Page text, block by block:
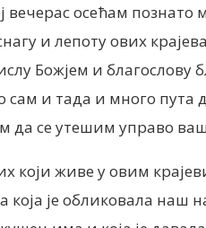
осећам познато
и лепоту ових
Божјем и
и тада и много пута
да се утешим управо
живе у овим
која је обликовала